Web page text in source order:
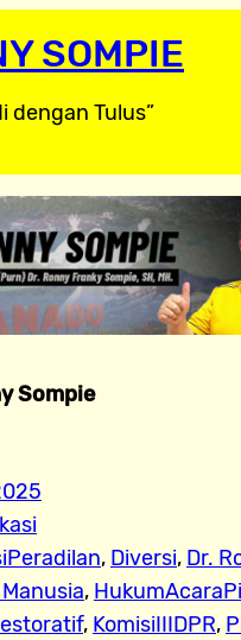
SOMPIE
dengan Tulus”
Sompie
, Diversi, Dr.
,
, KomisiIIIDPR,